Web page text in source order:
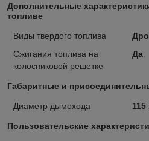
Дополнительные
топливе
Виды твердого топлива
Сжигания топлива на
колосниковой решетке
Да
Габаритные и
Диаметр дымохода
Пользовательские